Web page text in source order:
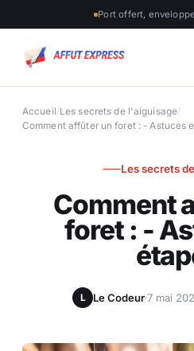
Port offert,
Accueil/Les secrets de l'aiguisage/
Comment affûter un foret : - Astuces
Les secrets
Comment
foret : -
L Le Codeur 7 mai